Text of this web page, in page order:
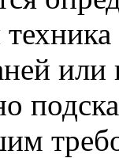
или